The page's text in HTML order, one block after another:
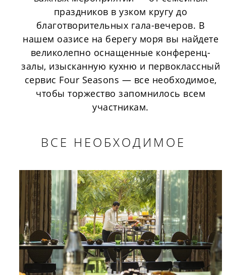
праздников в узком кругу до
благотворительных гала-вечеров. В
нашем оазисе на берегу моря вы найдете
великолепно оснащенные конференц-
залы, изысканную кухню и первоклассный
сервис Four Seasons — все необходимое,
чтобы торжество запомнилось всем
участникам.
ВСЕ НЕОБХОДИМОЕ